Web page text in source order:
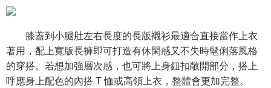
膝蓋到小腿肚左右長度的長版襯衫最適合直接當作上衣
著用，配上寬版長褲即可打造有休閑感又不失時髦俐落風格
的穿搭。若想加強層次感，也可將上身鈕扣敞開部分，搭上
呼應身上配色的內搭 T 恤或高領上衣，整體會更加完整。